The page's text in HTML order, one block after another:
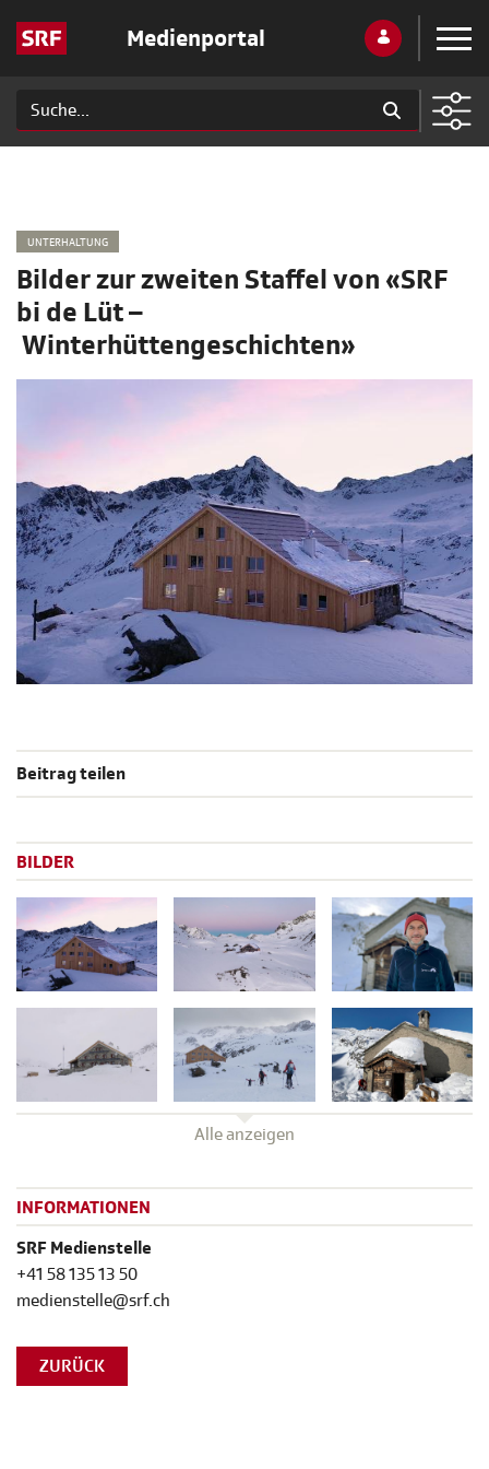
Medienportal
UNTERHALTUNG
Bilder zur zweiten Staffel von «SRF
bi de Lüt –
Winterhüttengeschichten»
Beitrag teilen
BILDER
Alle anzeigen
INFORMATIONEN
SRF Medienstelle
+41 58 135 13 50
medienstelle@srf.ch
ZURÜCK